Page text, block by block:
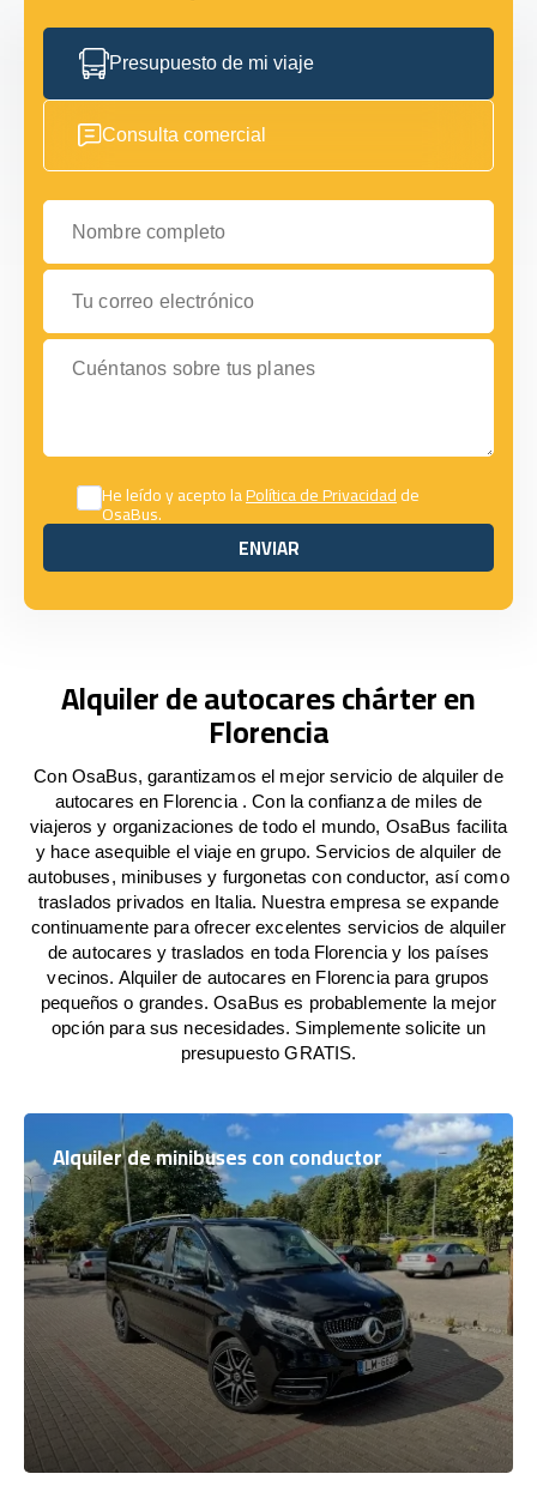
Presupuesto de mi viaje
Consulta comercial
Nombre completo
Tu correo electrónico
Cuéntanos sobre tus planes
He leído y acepto laPolítica de Privacidadde
OsaBus.
ENVIAR
ENVIAR
Alquiler de autocares chárter en
Florencia
Con OsaBus, garantizamos el mejor servicio de alquiler de
autocares en Florencia . Con la confianza de miles de
viajeros y organizaciones de todo el mundo, OsaBus facilita
y hace asequible el viaje en grupo. Servicios de alquiler de
autobuses, minibuses y furgonetas con conductor, así como
traslados privados en Italia. Nuestra empresa se expande
continuamente para ofrecer excelentes servicios de alquiler
de autocares y traslados en toda Florencia y los países
vecinos. Alquiler de autocares en Florencia para grupos
pequeños o grandes. OsaBus es probablemente la mejor
opción para sus necesidades. Simplemente solicite un
presupuesto GRATIS.
Alquiler de minibuses con conductor